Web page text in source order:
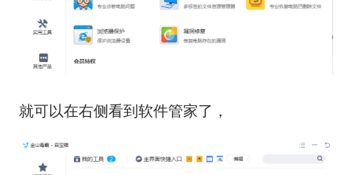
就可以在右侧看到软件管家了，